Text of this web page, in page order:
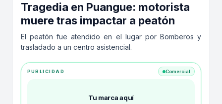
Tragedia en Puangue: motorista
muere tras impactar a peatón
El peatón fue atendido en el lugar por Bomberos y
trasladado a un centro asistencial.
PUBLICIDAD Comercial
Tu marca aquí